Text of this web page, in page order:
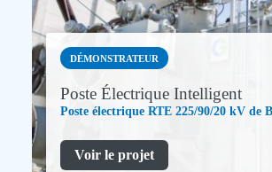
DÉMONSTRATEUR
Poste Électrique Intelligent
Poste électrique RTE 225/90/20 kV de
Voir le projet